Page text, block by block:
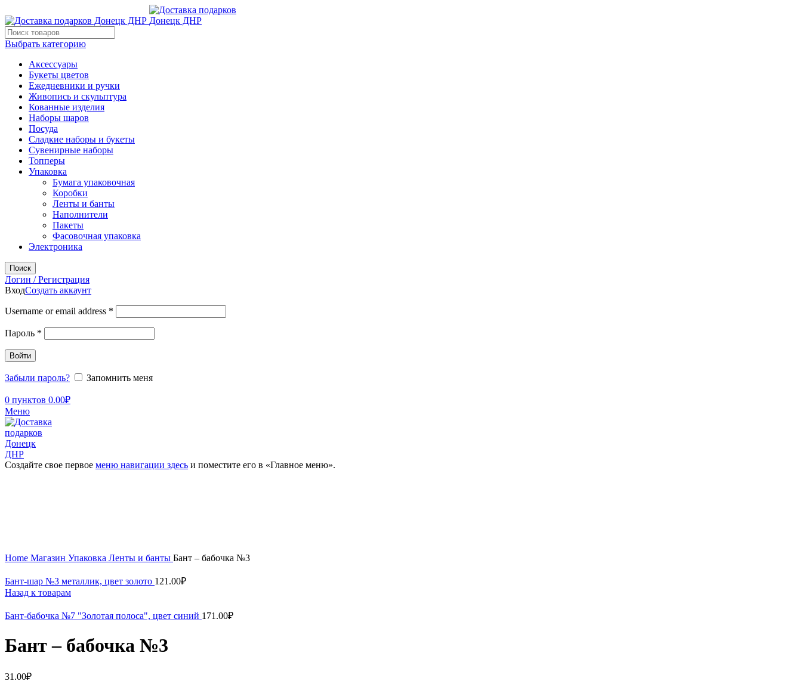
Выбрать категорию
Аксессуары
Букеты цветов
Ежедневники и ручки
Живопись и скульптура
Кованные изделия
Наборы шаров
Посуда
Сладкие наборы и букеты
Сувенирные наборы
Топперы
Упаковка
Бумага упаковочная
Коробки
Ленты и банты
Наполнители
Пакеты
Фасовочная упаковка
Электроника
Поиск
Логин / Регистрация
ВходСоздать аккаунт
Username or email address *
Пароль *
Войти
Забыли пароль? Запомнить меня
0 пунктов 0.00₽
Меню
Создайте свое первое меню навигации здесь и поместите его в «Главное меню».
Home Магазин Упаковка Ленты и банты Бант – бабочка №3
Бант-шар №3 металлик, цвет золото 121.00₽
Назад к товарам
Бант-бабочка №7 "Золотая полоса", цвет синий 171.00₽
Бант – бабочка №3
31.00₽